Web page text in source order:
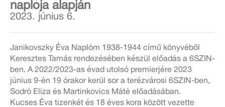
naplója alapján
2023. június 6.
Janikovszky Éva Naplóm 1938-1944 című könyvéből
Keresztes Tamás rendezésében készül előadás a 6SZIN-
ben. A 2022/2023-as évad utolsó premierjére 2023
június 9-én 19 órakor kerül sor a terézvárosi 6SZIN-ben,
Sodró Eliza és Martinkovics Máté előadásában.
Kucses Éva tizenkét és 18 éves kora között vezette